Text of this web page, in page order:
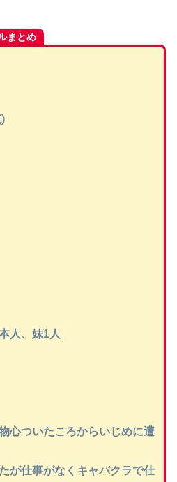
まとめ
人、妹1人
心ついたころからいじめに遭
が仕事がなくキャバクラで仕